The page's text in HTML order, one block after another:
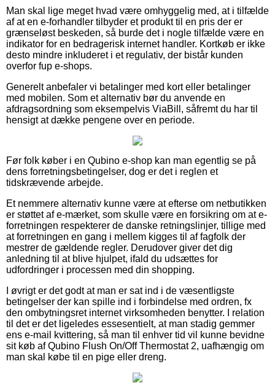
Man skal lige meget hvad være omhyggelig med, at i tilfælde
af at en e-forhandler tilbyder et produkt til en pris der er
grænseløst beskeden, så burde det i nogle tilfælde være en
indikator for en bedragerisk internet handler. Kortkøb er ikke
desto mindre inkluderet i et regulativ, der bistår kunden
overfor fup e-shops.
Generelt anbefaler vi betalinger med kort eller betalinger
med mobilen. Som et alternativ bør du anvende en
afdragsordning som eksempelvis ViaBill, såfremt du har til
hensigt at dække pengene over en periode.
Før folk køber i en Qubino e-shop kan man egentlig se på
dens forretningsbetingelser, dog er det i reglen et
tidskrævende arbejde.
Et nemmere alternativ kunne være at efterse om netbutikken
er støttet af e-mærket, som skulle være en forsikring om at e-
forretningen respekterer de danske retningslinjer, tillige med
at forretningen en gang i mellem kigges til af fagfolk der
mestrer de gældende regler. Derudover giver det dig
anledning til at blive hjulpet, ifald du udsættes for
udfordringer i processen med din shopping.
I øvrigt er det godt at man er sat ind i de væsentligste
betingelser der kan spille ind i forbindelse med ordren, fx
den ombytningsret internet virksomheden benytter. I relation
til det er det ligeledes essesentielt, at man stadig gemmer
ens e-mail kvittering, så man til enhver tid vil kunne bevidne
sit køb af Qubino Flush On/Off Thermostat 2, uafhængig om
man skal købe til en pige eller dreng.